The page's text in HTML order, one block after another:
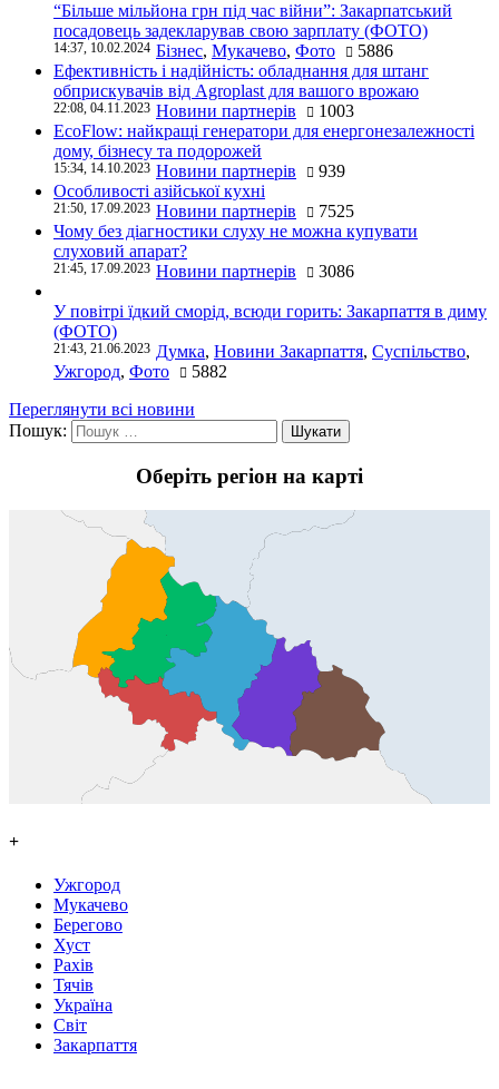
“Більше мільйона грн під час війни”: Закарпатський
посадовець задекларував свою зарплату (ФОТО)
14:37, 10.02.2024 Бізнес, Мукачево, Фото
5886
Ефективність і надійність: обладнання для штанг
обприскувачів від Agroplast для вашого врожаю
22:08, 04.11.2023 Новини партнерів
1003
EcoFlow: найкращі генератори для енергонезалежності
дому, бізнесу та подорожей
15:34, 14.10.2023 Новини партнерів
939
Особливості азійської кухні
21:50, 17.09.2023 Новини партнерів
7525
Чому без діагностики слуху не можна купувати
слуховий апарат?
21:45, 17.09.2023 Новини партнерів 3086
У повітрі їдкий сморід, всюди горить: Закарпаття в диму
(ФОТО)
21:43, 21.06.2023 Думка, Новини Закарпаття, Суспільство,
Ужгород, Фото
5882
Переглянути всі новини
Пошук:
Оберіть регіон на карті
+
Ужгород
Мукачево
Берегово
Хуст
Рахів
Тячів
Україна
Світ
Закарпаття